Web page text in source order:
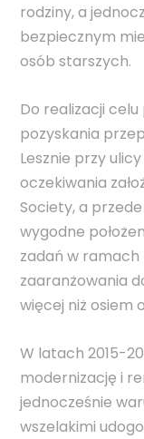
rodziny, a
bezpiecznym
osób starszych.
Do realizacji celu
pozyskania
Lesznie przy
oczekiwania
Society, a
wygodne
zadań w
zaaranżowania
więcej niż osiem
W latach 2015-
modernizację i
jednocześnie
wszelakimi